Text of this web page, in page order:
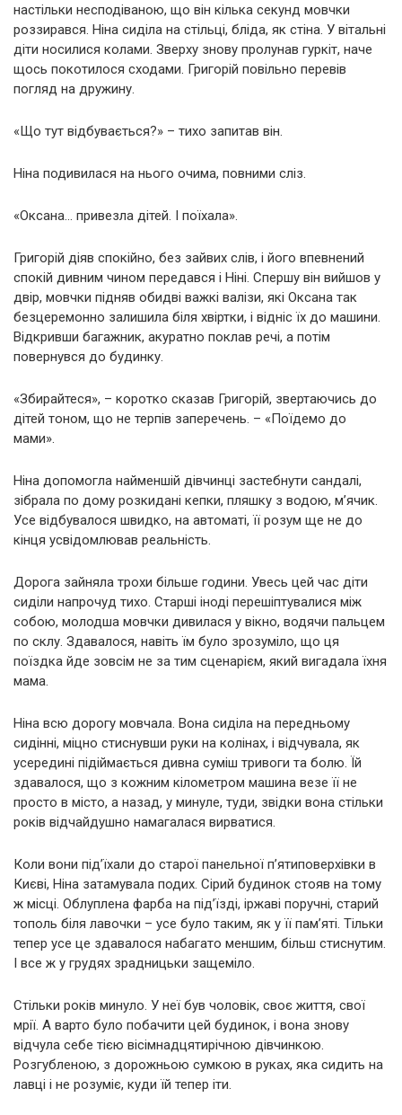
настільки несподіваною, що він кілька секунд мовчки
роззирався. Ніна сиділа на стільці, бліда, як стіна. У вітальні
діти носилися колами. Зверху знову пролунав гуркіт, наче
щось покотилося сходами. Григорій повільно перевів
погляд на дружину.
«Що тут відбувається?» – тихо запитав він.
Ніна подивилася на нього очима, повними сліз.
«Оксана… привезла дітей. І поїхала».
Григорій діяв спокійно, без зайвих слів, і його впевнений
спокій дивним чином передався і Ніні. Спершу він вийшов у
двір, мовчки підняв обидві важкі валізи, які Оксана так
безцеремонно залишила біля хвіртки, і відніс їх до машини.
Відкривши багажник, акуратно поклав речі, а потім
повернувся до будинку.
«Збирайтеся», – коротко сказав Григорій, звертаючись до
дітей тоном, що не терпів заперечень. – «Поїдемо до
мами».
Ніна допомогла найменшій дівчинці застебнути сандалі,
зібрала по дому розкидані кепки, пляшку з водою, м’ячик.
Усе відбувалося швидко, на автоматі, її розум ще не до
кінця усвідомлював реальність.
Дорога зайняла трохи більше години. Увесь цей час діти
сиділи напрочуд тихо. Старші іноді перешіптувалися між
собою, молодша мовчки дивилася у вікно, водячи пальцем
по склу. Здавалося, навіть їм було зрозуміло, що ця
поїздка йде зовсім не за тим сценарієм, який вигадала їхня
мама.
Ніна всю дорогу мовчала. Вона сиділа на передньому
сидінні, міцно стиснувши руки на колінах, і відчувала, як
усередині підіймається дивна суміш тривоги та болю. Їй
здавалося, що з кожним кілометром машина везе її не
просто в місто, а назад, у минуле, туди, звідки вона стільки
років відчайдушно намагалася вирватися.
Коли вони під’їхали до старої панельної п’ятиповерхівки в
Києві, Ніна затамувала подих. Сірий будинок стояв на тому
ж місці. Облуплена фарба на під’їзді, іржаві поручні, старий
тополь біля лавочки – усе було таким, як у її пам’яті. Тільки
тепер усе це здавалося набагато меншим, більш стиснутим.
І все ж у грудях зрадницьки защеміло.
Стільки років минуло. У неї був чоловік, своє життя, свої
мрії. А варто було побачити цей будинок, і вона знову
відчула себе тією вісімнадцятирічною дівчинкою.
Розгубленою, з дорожньою сумкою в руках, яка сидить на
лавці і не розуміє, куди їй тепер іти.